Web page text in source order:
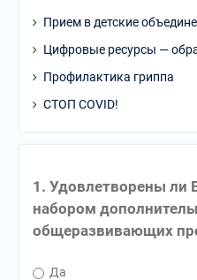
Прием в детские
Цифровые ресурсы —
Профилактика гриппа
СТОП COVID!
1. Удовлетворены ли
набором
общеразвивающих
Да